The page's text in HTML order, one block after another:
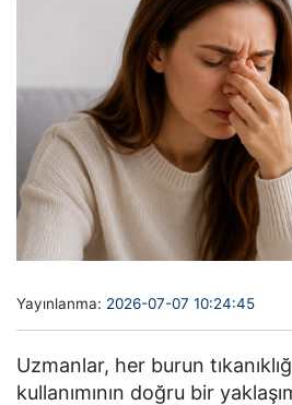
Yayınlanma: 2026-07-07 10:24:45
Uzmanlar, her burun
kullanımının doğru bir